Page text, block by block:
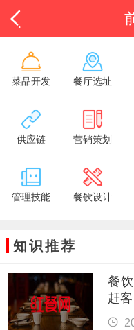
菜品开发 餐厅选址
供应链 营销策划
管理技能 餐饮设计
知识推荐
餐
赶客